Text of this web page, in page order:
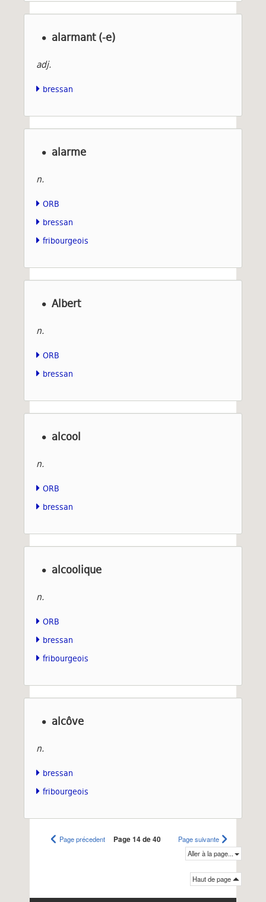
alarmant (-e)
adj.
bressan
alarme
n.
ORB
bressan
fribourgeois
Albert
n.
ORB
bressan
alcool
n.
ORB
bressan
alcoolique
n.
ORB
bressan
fribourgeois
alcôve
n.
bressan
fribourgeois
Page précedent Page 14 de 40
Page suivante
Aller à la page...
Haut de page